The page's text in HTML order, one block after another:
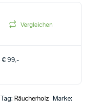
Vergleichen
€ 99,-
Tag: Räucherholz
Marke: